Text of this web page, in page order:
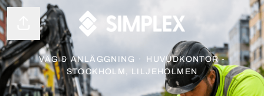
Dela sidan
VÄG & ANLÄGGNING ·
HUVUDKONTOR -
STOCKHOLM, LILJEHOLMEN